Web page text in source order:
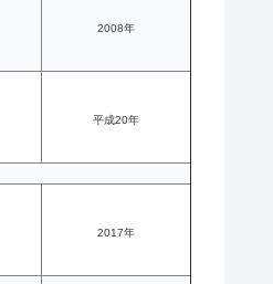
2008年
平成20年
2017年